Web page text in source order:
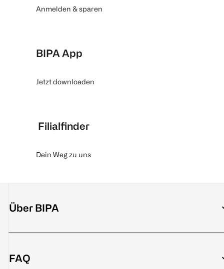
Anmelden & sparen
BIPA App
Jetzt downloaden
Filialfinder
Dein Weg zu uns
Über BIPA
FAQ